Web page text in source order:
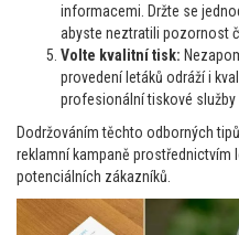
informacemi. Držte se
abyste neztratili pozornost
Volte kvalitní tisk:
provedení letáků odráží i
profesionální tiskové služby
Dodržováním těchto odborných
reklamní kampaně prostřednictvím
potenciálních zákazníků.